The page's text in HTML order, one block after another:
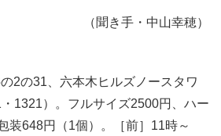
（聞き手・中山幸穂）
2の31、六本木ヒルズノースタワ
1321）。フルサイズ2500円、ハー
装648円（1個）。［前］11時～